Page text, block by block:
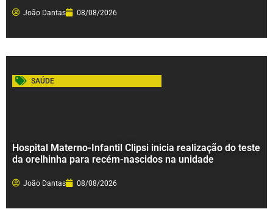
João Dantas 08/08/2026
SAÚDE
Hospital Materno-Infantil Clipsi inicia realização do teste
da orelhinha para recém-nascidos na unidade
João Dantas 08/08/2026